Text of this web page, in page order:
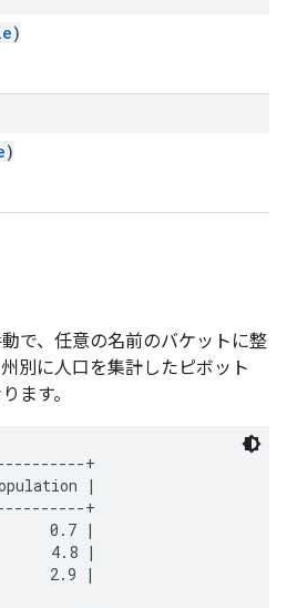
)
)
で、任意の名前のバケットに整
別に人口を集計したピボット
ます。
+
|
+
0.7 |
4.8 |
2.9 |